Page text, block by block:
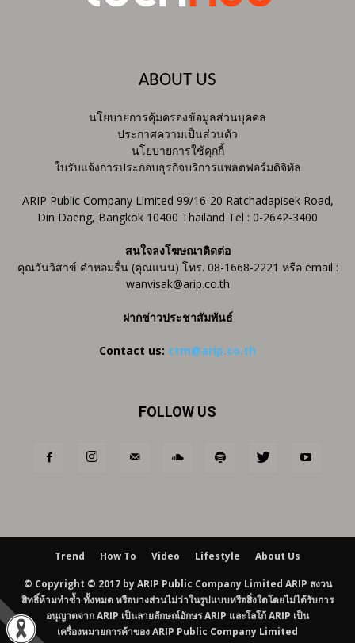
ABOUT US
นโยบายการคุ้มครองข้อมูลส่วนบุคคล
ประกาศความเป็นส่วนตัว
นโยบายการใช้คุกกี้
ใบรับแจ้งการประกอบธุรกิจบริการแพลตฟอร์มดิจิทัล
ARIP Public Company Limited 99/16-20 Ratchadapisek Road,
Din Daeng, Bangkok 10400 Thailand Tel : 0-2642-3400
สนใจลงโฆษณาติดต่อ
คุณวันวิสาข์ คำหอมรื่น (คุณแนน) โทร. 08-1668-2221 หรือ email :
wanvisak@arip.co.th
ฝากข่าวประชาสัมพันธ์
Contact us: ctm@arip.co.th
FOLLOW US
Trend How To Video Lifestyle About Us
© Copyright © 2017 by ARIP Public Company Limited ARIP สงวน
สิทธิ์ห้ามทำซ้ำ ทั้งหมด หรือบางส่วนไม่ว่าในรูปแบบหรือสิ่งใดโดยไม่ได้รับการ
อนุญาตจาก ARIP เป็นลายลักษณ์อักษร ARIP และโลโก้ ARIP เป็น
เครื่องหมายการค้าของ ARIP Public Company Limited